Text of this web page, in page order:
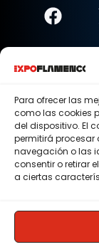
Para ofrecer las
como las cookies
del dispositivo. El
permitirá
navegación o las
consentir o retirar
a ciertas
© 2015 -